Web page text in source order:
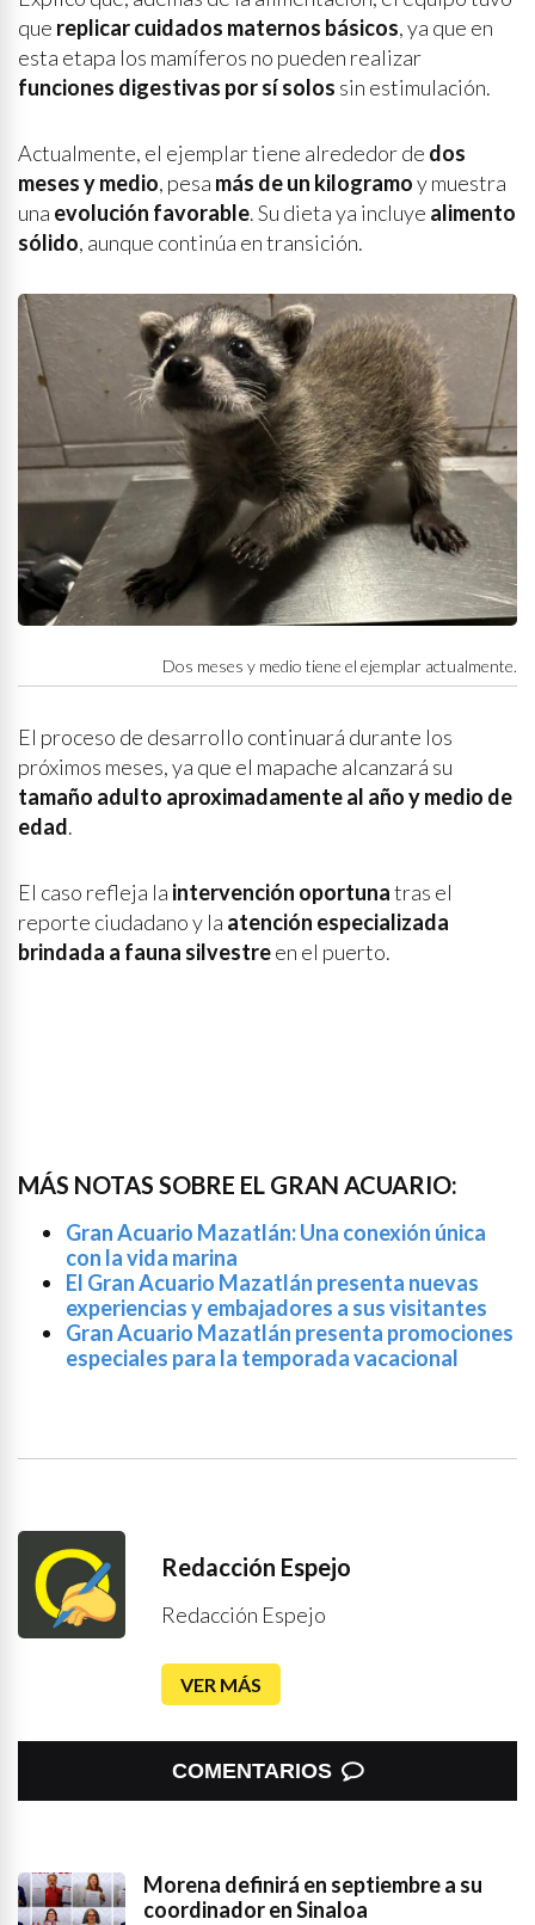
que replicar cuidados maternos básicos, ya que en
esta etapa los mamíferos no pueden realizar
funciones digestivas por sí solos sin estimulación.
Actualmente, el ejemplar tiene alrededor de dos
meses y medio, pesa más de un kilogramoy muestra
una evolución favorable. Su dieta ya incluye alimento
sólido, aunque continúa en transición.
Dos meses y medio tiene el ejemplar actualmente.
El proceso de desarrollo continuará durante los
próximos meses, ya que el mapache alcanzará su
tamaño adulto aproximadamente al año y medio de
edad.
El caso refleja la intervención oportunatras el
reporte ciudadano y la atención especializada
brindada a fauna silvestreen el puerto.
MÁS NOTAS SOBRE EL GRAN ACUARIO:
Gran Acuario Mazatlán: Una conexión única
con la vida marina
El Gran Acuario Mazatlán presenta nuevas
experiencias y embajadores a sus visitantes
Gran Acuario Mazatlán presenta promociones
especiales para la temporada vacacional
Redacción Espejo
Redacción Espejo
VER MÁS
COMENTARIOS
Morena definirá en septiembre a su
coordinador en Sinaloa